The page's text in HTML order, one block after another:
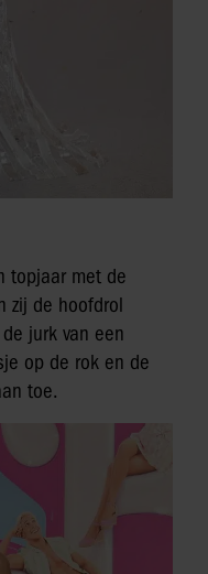
topjaar met de
zij de hoofdrol
jurk van een
op de rok en de
toe.